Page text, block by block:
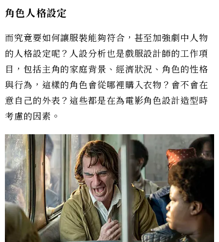
角色人格設定
而究竟要如何讓服裝能夠符合，甚至加強劇中人物
的人格設定呢？人設分析也是戲服設計師的工作項
目，包括主角的家庭背景、經濟狀況、角色的性格
與行為，這樣的角色會從哪裡購入衣物？會不會在
意自己的外表？這些都是在為電影角色設計造型時
考慮的因素。